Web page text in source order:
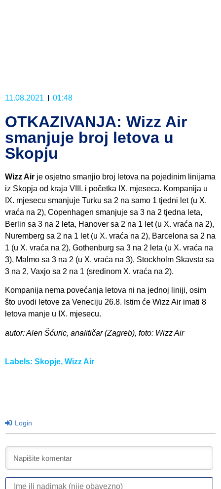
11.08.2021 01:48
OTKAZIVANJA: Wizz Air
smanjuje broj letova u
Skopju
Wizz Air je osjetno smanjio broj letova na pojedinim linijama
iz Skopja od kraja VIII. i početka IX. mjeseca. Kompanija u
IX. mjesecu smanjuje Turku sa 2 na samo 1 tjedni let (u X.
vraća na 2), Copenhagen smanjuje sa 3 na 2 tjedna leta,
Berlin sa 3 na 2 leta, Hanover sa 2 na 1 let (u X. vraća na 2),
Nuremberg sa 2 na 1 let (u X. vraća na 2), Barcelona sa 2 na
1 (u X. vraća na 2), Gothenburg sa 3 na 2 leta (u X. vraća na
3), Malmo sa 3 na 2 (u X. vraća na 3), Stockholm Skavsta sa
3 na 2, Vaxjo sa 2 na 1 (sredinom X. vraća na 2).
Kompanija nema povećanja letova ni na jednoj liniji, osim
što uvodi letove za Veneciju 26.8. Istim će Wizz Air imati 8
letova manje u IX. mjesecu.
autor: Alen Šćuric, analitičar (Zagreb), foto: Wizz Air
Labels: Skopje, Wizz Air
Login